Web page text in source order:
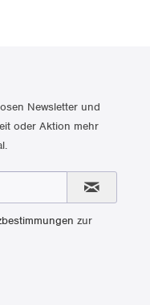
Newsletter und
oder Aktion mehr
zur